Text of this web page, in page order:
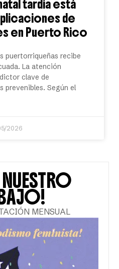
tardía está
de
en Puerto Rico
puertorriqueñas recibe
La atención
clave de
prevenibles. Según el
2026
MENSUAL